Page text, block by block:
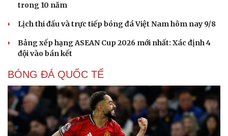
Cải chính
trong 10 năm
Lịch thi đấu và trực tiếp bóng đá Việt Nam hôm nay 9/8
Bảng xếp hạng ASEAN Cup 2026 mới nhất: Xác định 4
đội vào bán kết
BÓNG ĐÁ QUỐC TẾ